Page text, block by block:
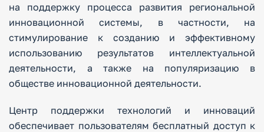
на поддержку процесса развития региональной
инновационной системы, в частности, на
стимулирование к созданию и эффективному
использованию результатов интеллектуальной
деятельности, а также на популяризацию в
обществе инновационной деятельности.
Центр поддержки технологий и инноваций
обеспечивает пользователям бесплатный доступ к